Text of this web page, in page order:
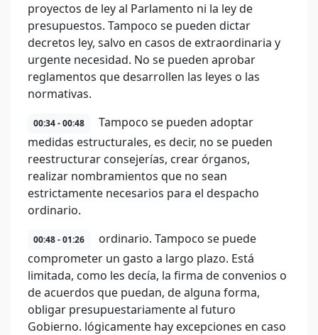
proyectos de ley al Parlamento ni la ley de
presupuestos. Tampoco se pueden dictar
decretos ley, salvo en casos de extraordinaria y
urgente necesidad. No se pueden aprobar
reglamentos que desarrollen las leyes o las
normativas.
00:34 - 00:48
Tampoco se pueden adoptar
medidas estructurales, es decir, no se pueden
reestructurar consejerías, crear órganos,
realizar nombramientos que no sean
estrictamente necesarios para el despacho
ordinario.
00:48 - 01:26
ordinario. Tampoco se puede
comprometer un gasto a largo plazo. Está
limitada, como les decía, la firma de convenios o
de acuerdos que puedan, de alguna forma,
obligar presupuestariamente al futuro
Gobierno. lógicamente hay excepciones en caso